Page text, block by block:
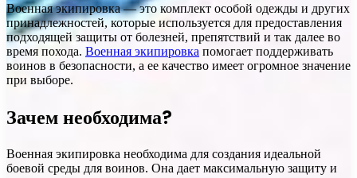
Военная экипировка — это комплект особой одежды и других
принадлежностей, которые используется для предоставления
подходящей защиты от болезней, препятствий и так далее во
время похода. Военная экипировка помогает поддерживать
воинов в безопасности, а ее качество имеет огромное значение
при выборе.
Зачем необходима?
Военная экипировка необходима для создания идеальной
боевой среды для воинов. Она дает максимальную защиту и